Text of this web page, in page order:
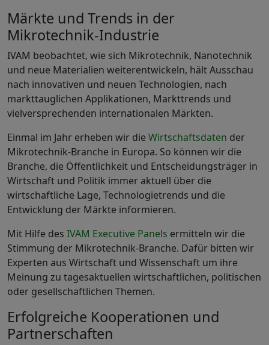
Märkte und Trends in der
Mikrotechnik-Industrie
IVAM beobachtet, wie sich Mikrotechnik, Nanotechnik
und neue Materialien weiterentwickeln, hält Ausschau
nach innovativen und neuen Technologien, nach
markttauglichen Applikationen, Markttrends und
vielversprechenden internationalen Märkten.
Einmal im Jahr erheben wir die Wirtschaftsdaten der
Mikrotechnik-Branche in Europa. So können wir die
Branche, die Öffentlichkeit und Entscheidungsträger in
Wirtschaft und Politik immer aktuell über die
wirtschaftliche Lage, Technologietrends und die
Entwicklung der Märkte informieren.
Mit Hilfe des IVAM Executive Panels ermitteln wir die
Stimmung der Mikrotechnik-Branche. Dafür bitten wir
Experten aus Wirtschaft und Wissenschaft um ihre
Meinung zu tagesaktuellen wirtschaftlichen, politischen
oder gesellschaftlichen Themen.
Erfolgreiche Kooperationen und
Partnerschaften